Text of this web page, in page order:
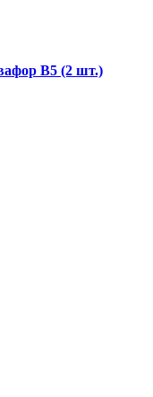
В5 (2 шт.)